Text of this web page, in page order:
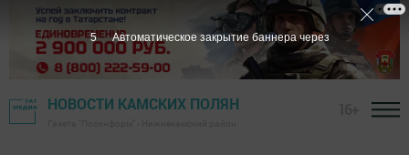
НОВОСТИ КАМСКИХ ПОЛЯН
4 Автоматическое закрытие баннера через